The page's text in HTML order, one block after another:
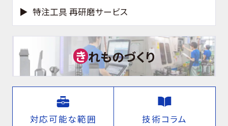
特注工具 再研磨サービス
きれものづくり
対応可能な範囲 技術コラム